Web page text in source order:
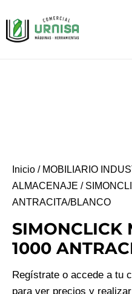
al
contenido
Inicio / MOBILIARIO
ALMACENAJE /
ANTRACITA/BLANCO
SIMONCLICK
1000
Regístrate o accede a tu
para ver precios y